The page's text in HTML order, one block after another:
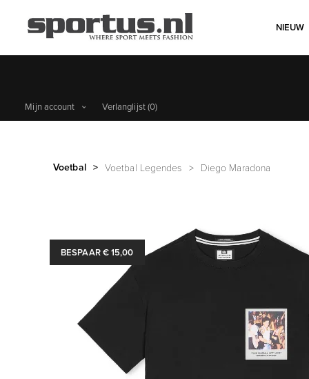
NIEUW
Mijn account Verlanglijst(0)
Voetbal > Voetbal Legendes > Diego Maradona
BESPAAR € 15,00